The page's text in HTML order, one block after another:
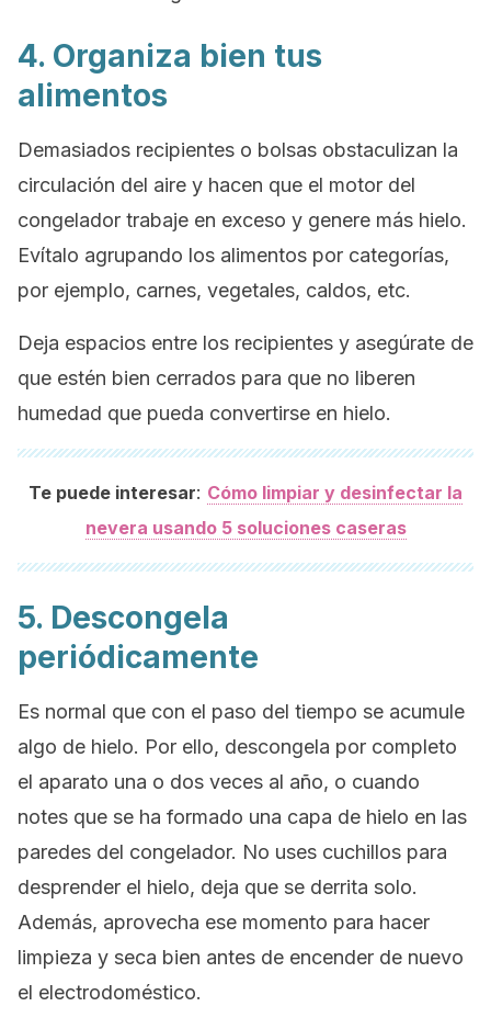
4. Organiza bien tus
alimentos
Demasiados recipientes o bolsas obstaculizan la
circulación del aire y hacen que el motor del
congelador trabaje en exceso y genere más hielo.
Evítalo agrupando los alimentos por categorías,
por ejemplo, carnes, vegetales, caldos, etc.
Deja espacios entre los recipientes y asegúrate de
que estén bien cerrados para que no liberen
humedad que pueda convertirse en hielo.
Te puede interesar: Cómo limpiar y desinfectar la
nevera usando 5 soluciones caseras
5. Descongela
periódicamente
Es normal que con el paso del tiempo se acumule
algo de hielo. Por ello, descongela por completo
el aparato una o dos veces al año, o cuando
notes que se ha formado una capa de hielo en las
paredes del congelador. No uses cuchillos para
desprender el hielo, deja que se derrita solo.
Además, aprovecha ese momento para hacer
limpieza y seca bien antes de encender de nuevo
el electrodoméstico.